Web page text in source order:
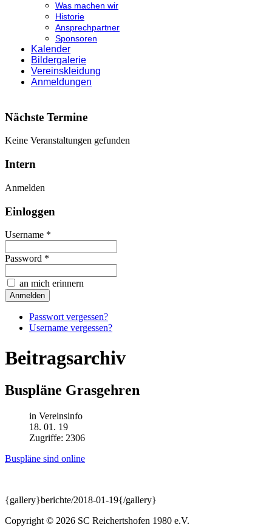
Was machen wir
Historie
Ansprechpartner
Sponsoren
Kalender
Bildergalerie
Vereinskleidung
Anmeldungen
Nächste Termine
Keine Veranstaltungen gefunden
Intern
Anmelden
Einloggen
Username *
Password *
an mich erinnern
Passwort vergessen?
Username vergessen?
Beitragsarchiv
Buspläne Grasgehren
in Vereinsinfo
18. 01. 19
Zugriffe: 2306
Buspläne sind online
{gallery}berichte/2018-01-19{/gallery}
Copyright © 2026 SC Reichertshofen 1980 e.V.